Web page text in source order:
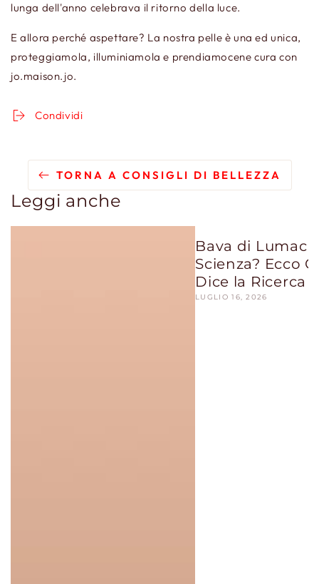
lunga dell'anno celebrava il ritorno della luce.
E allora perché aspettare? La nostra pelle è una ed unica,
proteggiamola, illuminiamola e prendiamocene cura con
jo.maison.jo.
Condividi
TORNA A CONSIGLI DI BELLEZZA
Leggi anche
Bava di
Scienza? Ecco
Dice la Ricerca
LUGLIO 16, 2026